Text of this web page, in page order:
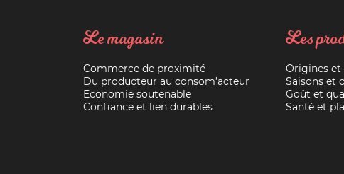
Le magasin
Commerce de proximité
Du producteur au consom’acteur
Economie soutenable
Confiance et lien durables
Les
Origines
Saisons et
Goût et
Santé et